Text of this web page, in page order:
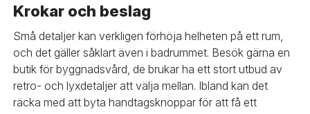
Krokar och beslag
Små detaljer kan verkligen förhöja helheten på ett rum,
och det gäller såklart även i badrummet. Besök gärna en
butik för byggnadsvård, de brukar ha ett stort utbud av
retro- och lyxdetaljer att välja mellan. Ibland kan det
räcka med att byta handtagsknoppar för att få ett